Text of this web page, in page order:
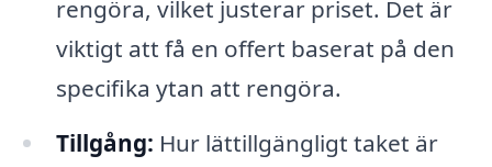
rengöra, vilket justerar priset. Det är
viktigt att få en offert baserat på den
specifika ytan att rengöra.
Tillgång: Hur lättillgängligt taket är